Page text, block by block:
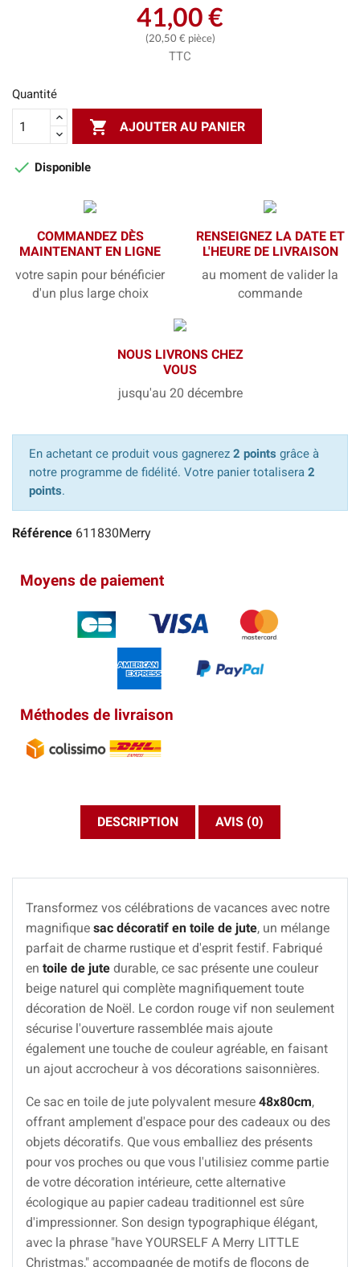
41,00 €
(20,50 € pièce)
TTC
Quantité
 AJOUTER AU PANIER
 Disponible
COMMANDEZ DÈS
MAINTENANT EN LIGNE
votre sapin pour bénéficier
d'un plus large choix
RENSEIGNEZ LA DATE ET
L'HEURE DE LIVRAISON
au moment de valider la
commande
NOUS LIVRONS CHEZ
VOUS
jusqu'au 20 décembre
En achetant ce produit vous gagnerez 2 points grâce à
notre programme de fidélité. Votre panier totalisera 2
points.
Référence 611830Merry
Moyens de paiement
Méthodes de livraison
DESCRIPTION AVIS (0)
Transformez vos célébrations de vacances avec notre
magnifique sac décoratif en toile de jute, un mélange
parfait de charme rustique et d'esprit festif. Fabriqué
en toile de jute durable, ce sac présente une couleur
beige naturel qui complète magnifiquement toute
décoration de Noël. Le cordon rouge vif non seulement
sécurise l'ouverture rassemblée mais ajoute
également une touche de couleur agréable, en faisant
un ajout accrocheur à vos décorations saisonnières.
Ce sac en toile de jute polyvalent mesure 48x80cm,
offrant amplement d'espace pour des cadeaux ou des
objets décoratifs. Que vous emballiez des présents
pour vos proches ou que vous l'utilisiez comme partie
de votre décoration intérieure, cette alternative
écologique au papier cadeau traditionnel est sûre
d'impressionner. Son design typographique élégant,
avec la phrase "have YOURSELF A Merry LITTLE
Christmas," accompagnée de motifs de flocons de